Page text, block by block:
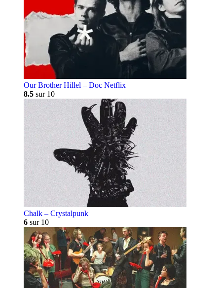
Our Brother Hillel – Doc Netflix
8.5 sur 10
Chalk – Crystalpunk
6 sur 10